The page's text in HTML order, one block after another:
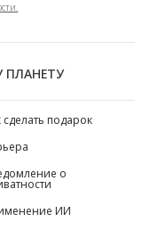
сделать подарок
о
ИИ